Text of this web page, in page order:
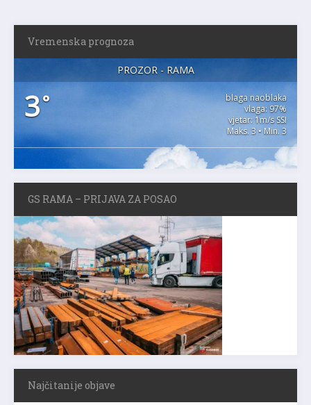
Vremenska prognoza
PROZOR - RAMA
3°
blaga naoblaka
vlaga: 97%
vjetar: 1m/s SSI
Maks. 3 • Min. 3
GS RAMA – PRIJAVA ZA POSAO
Najčitanije objave